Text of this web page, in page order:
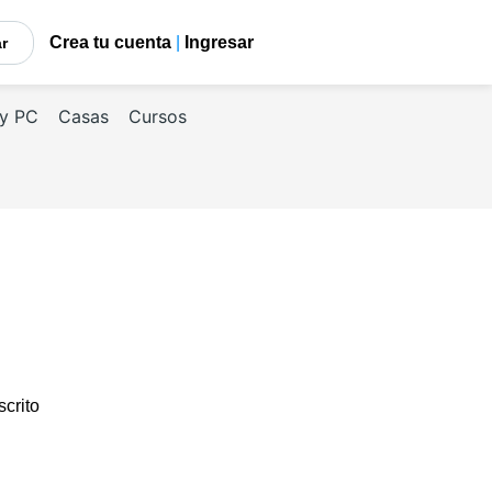
Crea tu cuenta Ingresar
PC Casas Cursos